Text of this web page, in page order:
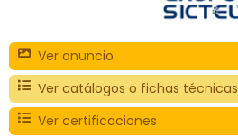
Ver anuncio
Ver catálogos o fichas técnicas
Ver certificaciones